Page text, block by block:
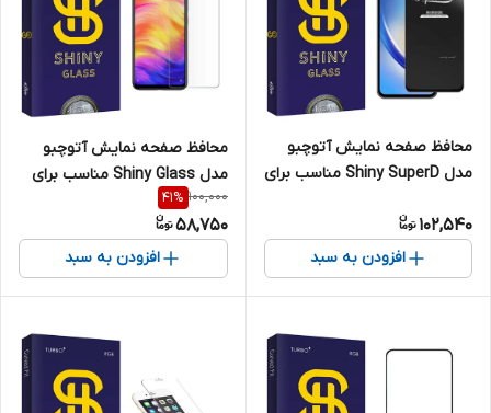
محافظ صفحه نمایش آتوچبو
مدل Shiny SuperD مناسب برای
A34 5G
102,540
افزودن به سبد
محافظ صفحه نمایش آتوچبو
مدل Shiny Glass مناسب برای
A10
100,000
41%
58,750
افزودن به سبد